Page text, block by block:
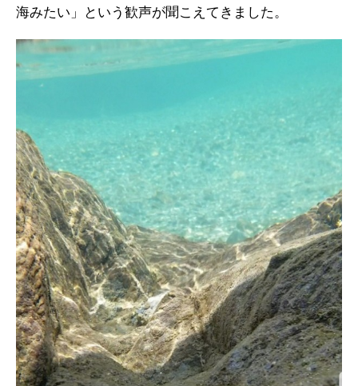
海みたい」という歓声が聞こえてきました。